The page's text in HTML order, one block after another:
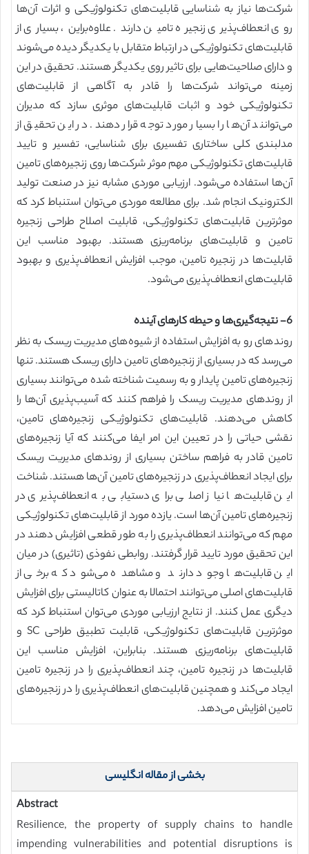
شرکت‌ها نیاز به شناسایی قابلیت‌های تکنولوژیکی و اثرات آن‌ها
روی انعطاف‌پذیری زنجیره تامین دارند. علاوه‌براین، بسیاری از
قابلیت‌های تکنولوژیکی در ارتباط متقابل با یکدیگر دیده می‌شوند
و دارای صلاحیت‌هایی برای تاثیر روی یکدیگر هستند. تحقیق در این
زمینه می‌تواند شرکت‌ها را قادر به آگاهی از قابلیت‌های
تکنولوژیکی خود و اثبات قابلیت‌های موثری سازد که مدیران
می‌توانند آن‌ها را بسیار مورد توجه قرار دهند. در این تحقیق از
مدلبندی کلی ساختاری تفسیری برای شناسایی، تفسیر و تایید
قابلیت‌های تکنولوژیکی مهم موثر شرکت‌ها روی زنجیره‌های تامین
آن‌ها استفاده می‌شود. ارزیابی موردی مشابه نیز در صنعت تولید
الکترونیک انجام شد. برای مطالعه موردی می‌توان استنباط کرد که
موثرترین قابلیت‌های تکنولوژیکی، قابلیت اصلاح طراحی زنجیره
تامین و قابلیت‌های برنامه‌ریزی هستند. بهبود مناسب این
قابلیت‌ها در زنجیره تامین، موجب افزایش انعطاف‌پذیری و بهبود
قابلیت‌های انعطاف‌پذیری می‌شود.
6- نتیجه‌گیری‌ها و حیطه کارهای آینده
روندهای رو به افزایش استفاده از شیوه‌های مدیریت ریسک به نظر
می‌رسد که در بسیاری از زنجیره‌های تامین دارای ریسک هستند. تنها
زنجیره‌های تامین پایدار و به رسمیت شناخته شده می‌توانند بسیاری
از روندهای مدیریت ریسک را فراهم کنند که آسیب‌پذیری آن‌ها را
کاهش می‌دهند. قابلیت‌های تکنولوژیکی زنجیره‌های تامین،
نقشی حیاتی را در تعیین این امر ایفا می‌کنند که آیا زنجیره‌های
تامین قادر به فراهم ساختن بسیاری از روندهای مدیریت ریسک
برای ایجاد انعطاف‌پذیری در زنجیره‌های تامین آن‌ها هستند. شناخت
این قابلیت‌ها نیاز اصلی برای دستیابی به انعطاف‌پذیری در
زنجیره‌های تامین آن‌ها است. یازده مورد از قابلیت‌های تکنولوژیکی
مهم که می‌توانند انعطاف‌پذیری را به طور قطعی افزایش دهند در
این تحقیق مورد تایید قرار گرفتند. روابطی نفوذی (تاثیری) در میان
این قابلیت‌ها وجود دارند و مشاهده می‌شود که برخی از
قابلیت‌های اصلی می‌توانند احتمالا به عنوان کاتالیستی برای افزایش
دیگری عمل کنند. از نتایج ارزیابی موردی می‌توان استنباط کرد که
موثرترین قابلیت‌های تکنولوژیکی، قابلیت تطبیق طراحی SC و
قابلیت‌های برنامه‌ریزی هستند. بنابراین، افزایش مناسب این
قابلیت‌ها در زنجیره تامین، چند انعطاف‌پذیری را در زنجیره تامین
ایجاد می‌کند و همچنین قابلیت‌های انعطاف‌پذیری را در زنجیره‌های
تامین افزایش می‌دهد.
بخشی از مقاله انگلیسی
Abstract
Resilience, the property of supply chains to handle
impending vulnerabilities and potential disruptions is